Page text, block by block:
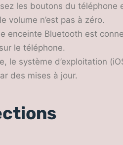
les boutons du téléphone
volume n’est pas à zéro.
enceinte Bluetooth est
le téléphone.
le système d’exploitation
des mises à jour.